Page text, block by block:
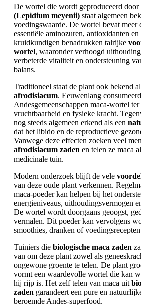
De wortel die wordt geproduceerd door
(Lepidium meyenii) staat algemeen
voedingswaarde. De wortel bevat meer
essentiële aminozuren, antioxidanten
kruidkundigen benadrukken talrijke
wortel, waaronder verhoogd
verbeterde vitaliteit en ondersteuning
balans.
Traditioneel staat de plant ook bekend
afrodisiacum. Eeuwenlang
Andesgemeenschappen maca-wortel
vruchtbaarheid en fysieke kracht.
nog steeds algemeen erkend als een
dat het libido en de reproductieve
Vanwege deze effecten zoeken veel
afrodisiacum zaden en telen ze maca
medicinale tuin.
Modern onderzoek blijft de vele
van deze oude plant verkennen.
maca-poeder kan helpen bij het
energieniveaus, uithoudingsvermogen
De wortel wordt doorgaans geoogst,
vermalen. Dit poeder kan vervolgens
smoothies, dranken of
Tuiniers die biologische maca zaden
van om deze plant zowel als
ongewone groente te telen. De plant
vormt een waardevolle wortel die kan
hij rijp is. Het zelf telen van maca uit
zaden garandeert een pure en
beroemde Andes-superfood.